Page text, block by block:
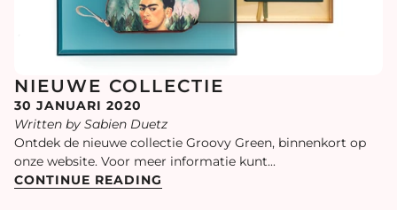
NIEUWE COLLECTIE
30 JANUARI 2020
Written by Sabien Duetz
Ontdek de nieuwe collectie Groovy Green, binnenkort op
onze website. Voor meer informatie kunt...
CONTINUE READING